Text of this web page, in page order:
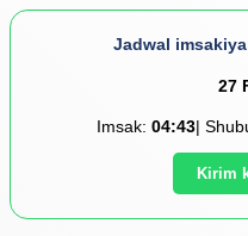
Jadwal
27
Imsak: 04:43|
Kirim